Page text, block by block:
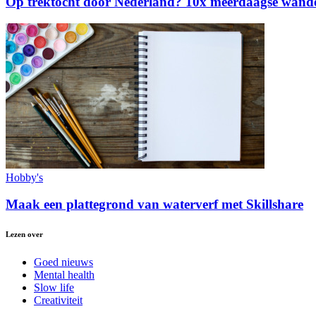
Hobby's
Maak een plattegrond van waterverf met Skillshare
Lezen over
Goed nieuws
Mental health
Slow life
Creativiteit